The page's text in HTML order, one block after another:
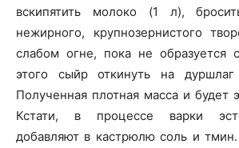
вскипятить молоко (1 л),
нежирного, крупнозернистого
слабом огне, пока не образуется
этого сыйр откинуть на
Полученная плотная масса и будет
Кстати, в процессе варки
добавляют в кастрюлю соль и